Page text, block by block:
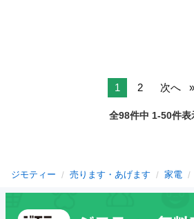
1 2 次へ
全98件中 1-50件表
ジモティー 売ります・あげます 家電